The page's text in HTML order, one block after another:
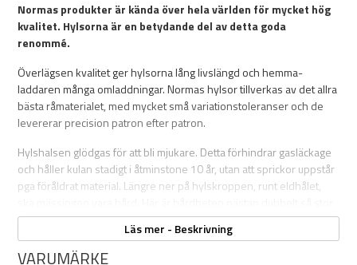
Normas produkter är kända över hela världen för mycket hög
kvalitet. Hylsorna är en betydande del av detta goda
renommé.
Överlägsen kvalitet ger hylsorna lång livslängd och hemma-
laddaren många omladdningar. Normas hylsor tillverkas av det allra
bästa råmaterialet, med mycket små variationstoleranser och de
levererar precision patron efter patron.
Hylshalsen glödgas för att bli mjukare. Detta förhindrar gasläckage
och håller kulan stadigt i åtminstone 10 år, utan att sprickor uppstår
pga föråldrat material. Längre ner på hylskroppen, runt eldhålet,
som runt hylshalsen. Materialstrukturen berättar om hårdheten.
Under bearbetningen av de stora, mjuka kornen, bryts de ner till
mindre, vilket gör materialet hårdare. Vid glödgningen, blir små
Läs mer - Beskrivning
VARUMÄRKE